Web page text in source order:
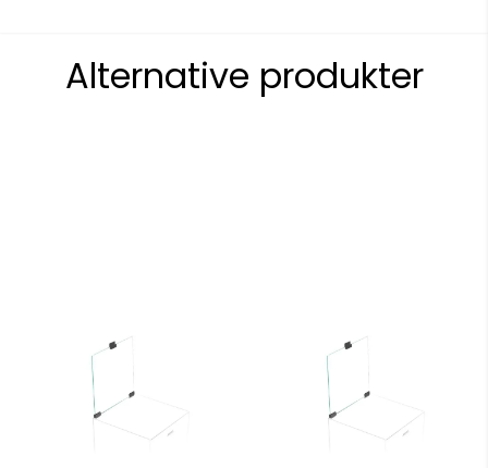
Alternative produkter